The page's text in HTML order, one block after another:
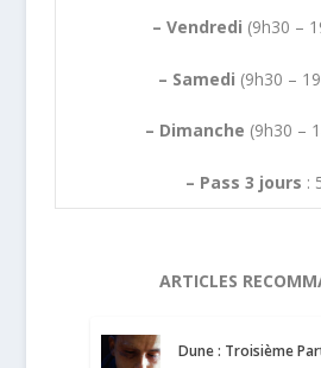
– Vendredi (9h30 –
– Samedi (9h30 –
– Dimanche (9h30 –
– Pass 3 jours :
ARTICLES
Dune : Troisième